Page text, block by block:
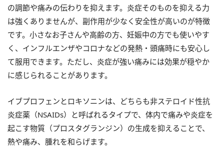
の調節や痛みの伝わりを抑えます。炎症そのものを抑える力
は強くありませんが、副作用が少なく安全性が高いのが特徴
です。小さなお子さんや高齢の方、妊娠中の方でも使いやす
く、インフルエンザやコロナなどの発熱・頭痛時にも安心し
て服用できます。ただし、炎症が強い痛みには効果が穏やか
に感じられることがあります。
イブプロフェンとロキソニンは、どちらも非ステロイド性抗
炎症薬（NSAIDs）と呼ばれるタイプで、体内で痛みや炎症を
起こす物質（プロスタグランジン）の生成を抑えることで、
熱や痛み、腫れを和らげます。